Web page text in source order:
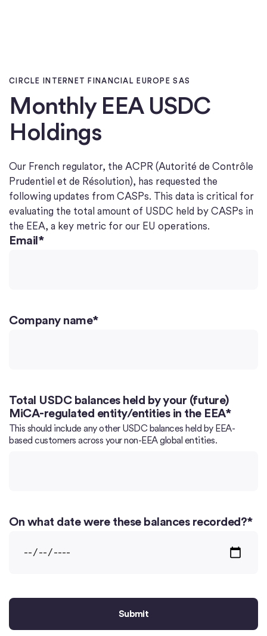
CIRCLE INTERNET FINANCIAL EUROPE SAS
Monthly EEA USDC
Holdings
Our French regulator, the ACPR (Autorité de Contrôle
Prudentiel et de Résolution), has requested the
following updates from CASPs. This data is critical for
evaluating the total amount of USDC held by CASPs in
the EEA, a key metric for our EU operations.
Email*
Company name*
Total USDC balances held by your (future)
MiCA-regulated entity/entities in the EEA*
This should include any other USDC balances held by EEA-
based customers across your non-EEA global entities.
On what date were these balances recorded?*